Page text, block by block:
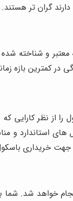
دارند گران تر
و شناخته
کمترین بازه
را از نظر کارایی
استاندارد و
خریداری
خواهد شد. شما